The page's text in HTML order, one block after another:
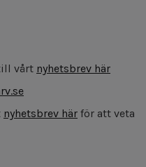
vårt nyhetsbrev här
nyhetsbrev här för att veta